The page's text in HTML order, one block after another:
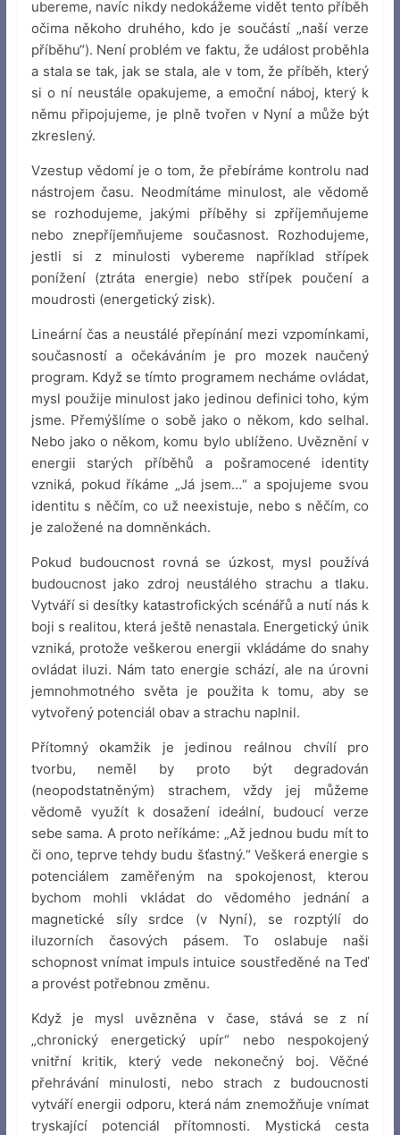
ubereme, navíc nikdy nedokážeme vidět tento příběh
očima někoho druhého, kdo je součástí „naší verze
příběhu“). Není problém ve faktu, že událost proběhla
a stala se tak, jak se stala, ale v tom, že příběh, který
si o ní neustále opakujeme, a emoční náboj, který k
němu připojujeme, je plně tvořen v Nyní a může být
zkreslený.
Vzestup vědomí je o tom, že přebíráme kontrolu nad
nástrojem času. Neodmítáme minulost, ale vědomě
se rozhodujeme, jakými příběhy si zpříjemňujeme
nebo znepříjemňujeme současnost. Rozhodujeme,
jestli si z minulosti vybereme například střípek
ponížení (ztráta energie) nebo střípek poučení a
moudrosti (energetický zisk).
Lineární čas a neustálé přepínání mezi vzpomínkami,
současností a očekáváním je pro mozek naučený
program. Když se tímto programem necháme ovládat,
mysl použije minulost jako jedinou definici toho, kým
jsme. Přemýšlíme o sobě jako o někom, kdo selhal.
Nebo jako o někom, komu bylo ublíženo. Uvěznění v
energii starých příběhů a pošramocené identity
vzniká, pokud říkáme „Já jsem…“ a spojujeme svou
identitu s něčím, co už neexistuje, nebo s něčím, co
je založené na domněnkách.
Pokud budoucnost rovná se úzkost, mysl používá
budoucnost jako zdroj neustálého strachu a tlaku.
Vytváří si desítky katastrofických scénářů a nutí nás k
boji s realitou, která ještě nenastala. Energetický únik
vzniká, protože veškerou energii vkládáme do snahy
ovládat iluzi. Nám tato energie schází, ale na úrovni
jemnohmotného světa je použita k tomu, aby se
vytvořený potenciál obav a strachu naplnil.
Přítomný okamžik je jedinou reálnou chvílí pro
tvorbu, neměl by proto být degradován
(neopodstatněným) strachem, vždy jej můžeme
vědomě využít k dosažení ideální, budoucí verze
sebe sama. A proto neříkáme: „Až jednou budu mít to
či ono, teprve tehdy budu šťastný.“ Veškerá energie s
potenciálem zaměřeným na spokojenost, kterou
bychom mohli vkládat do vědomého jednání a
magnetické síly srdce (v Nyní), se rozptýlí do
iluzorních časových pásem. To oslabuje naši
schopnost vnímat impuls intuice soustředěné na Teď
a provést potřebnou změnu.
Když je mysl uvězněna v čase, stává se z ní
„chronický energetický upír“ nebo nespokojený
vnitřní kritik, který vede nekonečný boj. Věčné
přehrávání minulosti, nebo strach z budoucnosti
vytváří energii odporu, která nám znemožňuje vnímat
tryskající potenciál přítomnosti. Mystická cesta